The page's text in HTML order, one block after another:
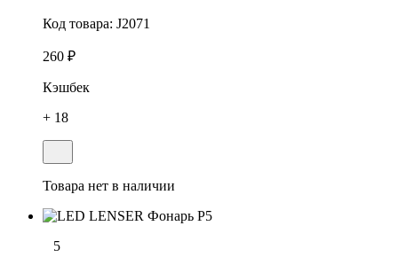
Код товара: J2071
260 ₽
Кэшбек
+ 18
Товара нет в наличии
5